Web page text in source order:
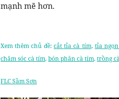
mạnh mẽ hơn.
Xem thêm chủ đề:cắt tỉa cà tím, tỉa
chăm sóc cà tím,bón phân cà tím,trồng
FLC Sầm Sơn